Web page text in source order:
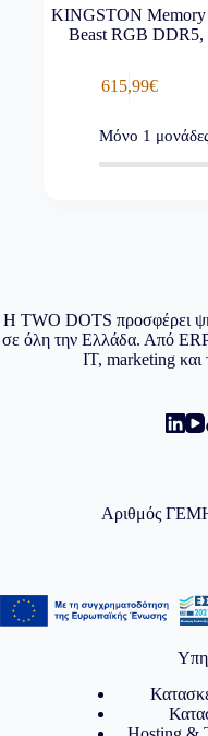
KINGSTON
Beast RGB
615,99€
Μόνο 1
Η TWO DOTS προσφέρει
σε όλη την Ελλάδα. Από
IT, marketing και
Αριθμός